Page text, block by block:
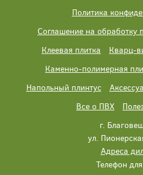
Политика
Соглашение на обработку
Клеевая плитка
Кварц-
Каменно-полимерная
Напольный плинтус
Все о ПВХ
г.
ул.
Адреса
Телефон